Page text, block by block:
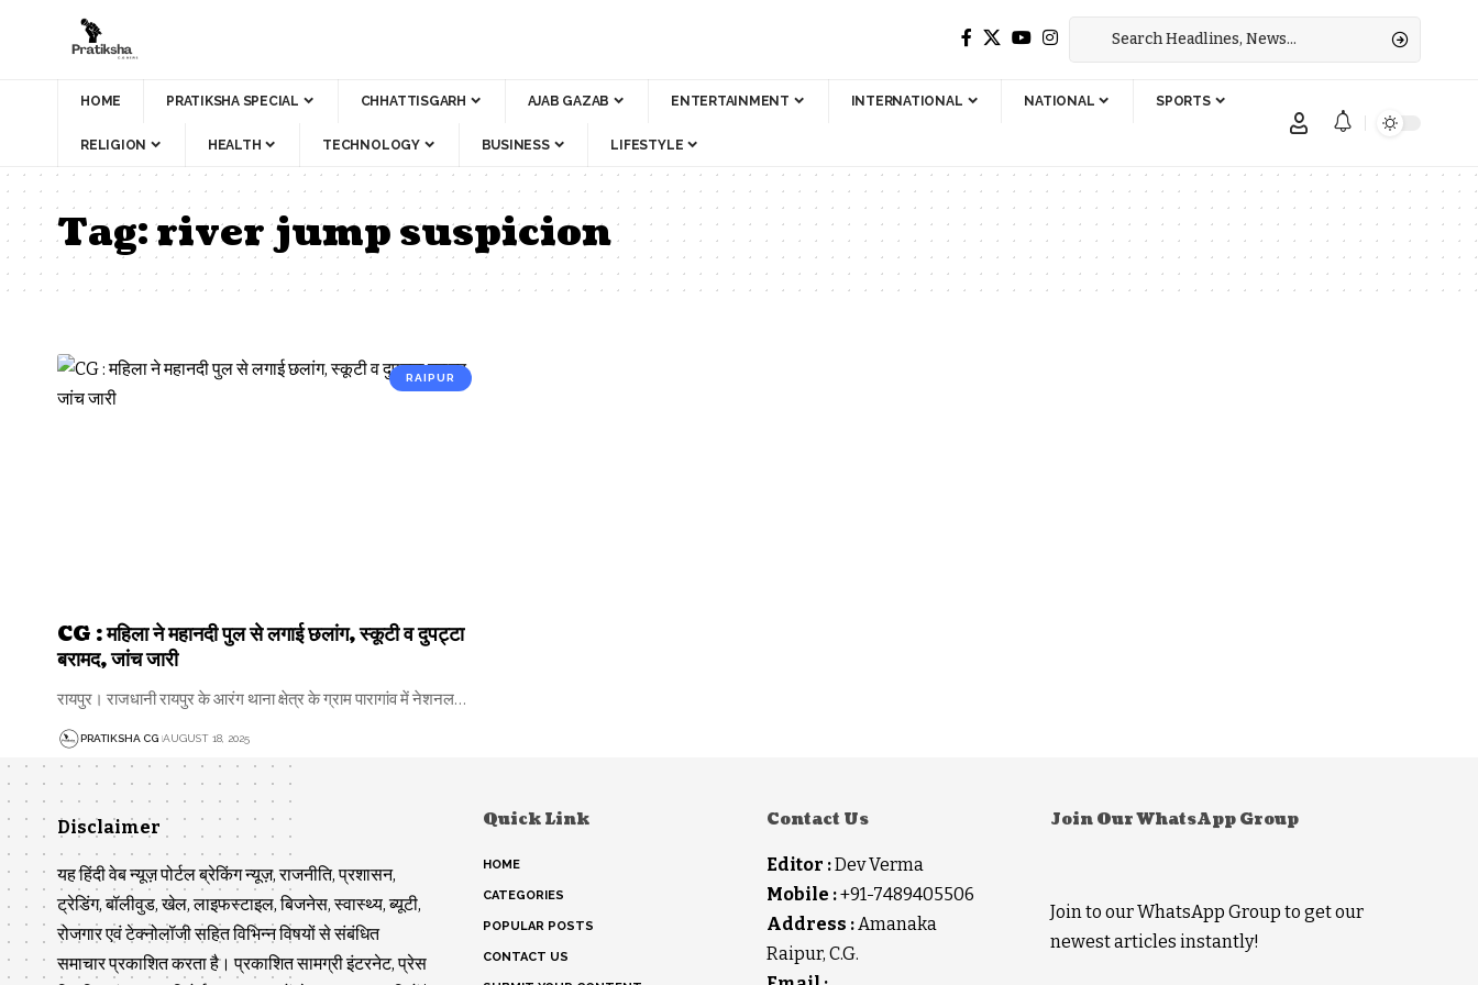
HOME PRATIKSHA SPECIAL CHHATTISGARH AJAB GAZAB ENTERTAINMENT INTERNATIONAL NATIONAL SPORTS
RELIGION HEALTH TECHNOLOGY BUSINESS LIFESTYLE
Tag:river jump suspicion
RAIPUR
CG : महिला ने महानदी पुल से लगाई छलांग, स्कूटी व दुपट्टा
बरामद, जांच जारी
रायपुर। राजधानी रायपुर के आरंग थाना क्षेत्र के ग्राम पारागांव में नेशनल…
PRATIKSHA CG AUGUST 18, 2025
Disclaimer
यह हिंदी वेब न्यूज़ पोर्टल ब्रेकिंग न्यूज़, राजनीति, प्रशासन,
ट्रेडिंग, बॉलीवुड, खेल, लाइफस्टाइल, बिजनेस, स्वास्थ्य, ब्यूटी,
रोजगार एवं टेक्नोलॉजी सहित विभिन्न विषयों से संबंधित
समाचार प्रकाशित करता है। प्रकाशित सामग्री इंटरनेट, प्रेस
Quick Link
HOME
CATEGORIES
POPULAR POSTS
CONTACT US
Contact Us
Editor :Dev Verma
Mobile :+91-7489405506
Address :Amanaka
Raipur, C.G.
Join Our WhatsApp Group
Join to our WhatsApp Group to get our
newest articles instantly!